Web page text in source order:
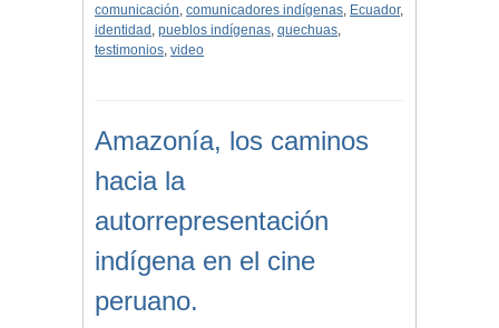
comunicación, comunicadores indígenas, Ecuador,
identidad , pueblos indígenas, quechuas,
testimonios, video
Amazonía, los caminos
hacia la
autorrepresentación
indígena en el cine
peruano.